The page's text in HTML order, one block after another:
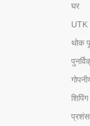
घर
UTK
थोक